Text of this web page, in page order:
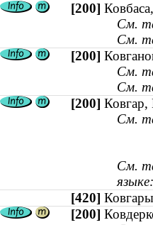
[200]
См.
См.
[200]
См.
См.
[200] Ковгар,
См.
См.
языке:
[420]
[200]